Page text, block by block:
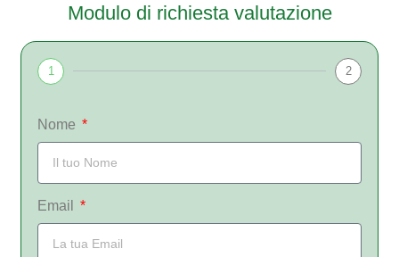
Modulo di richiesta valutazione
1 2
Nome
Email